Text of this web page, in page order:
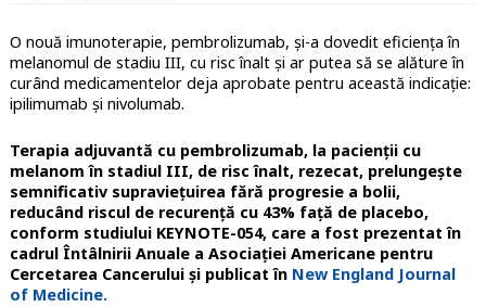
O nouă imunoterapie, pembrolizumab, și-a dovedit eficiența în
melanomul de stadiu III, cu risc înalt și ar putea să se alăture în
curând medicamentelor deja aprobate pentru această indicație:
ipilimumab și nivolumab.
Terapia adjuvantă cu pembrolizumab, la pacienții cu
melanom în stadiul III, de risc înalt, rezecat, prelungește
semnificativ supraviețuirea fără progresie a bolii,
reducând riscul de recurență cu 43% față de placebo,
conform studiului KEYNOTE-054, care a fost prezentat în
cadrul Întâlnirii Anuale a Asociației Americane pentru
Cercetarea Cancerului și publicat în New England Journal
of Medicine.